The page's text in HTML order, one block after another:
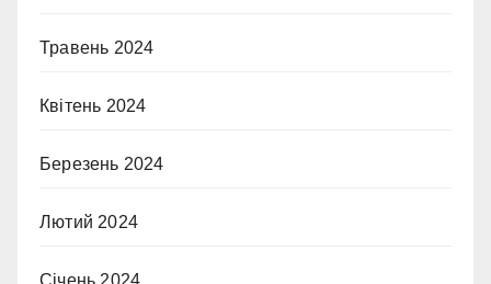
Травень 2024
Квітень 2024
Березень 2024
Лютий 2024
Січень 2024